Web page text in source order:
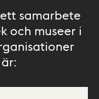
samarbete
och museer i